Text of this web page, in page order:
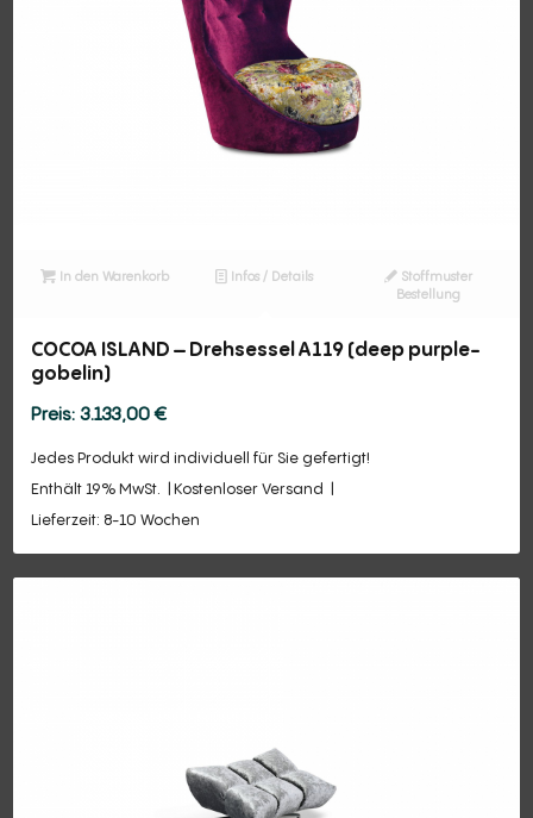
In den Warenkorb Infos / Details
Stoffmuster
Bestellung
COCOA ISLAND – Drehsessel A119 (deep purple-
gobelin)
3.133,00€
Jedes Produkt wird individuell für Sie gefertigt!
Enthält 19% MwSt.
Kostenloser Versand
Lieferzeit: 8-10 Wochen